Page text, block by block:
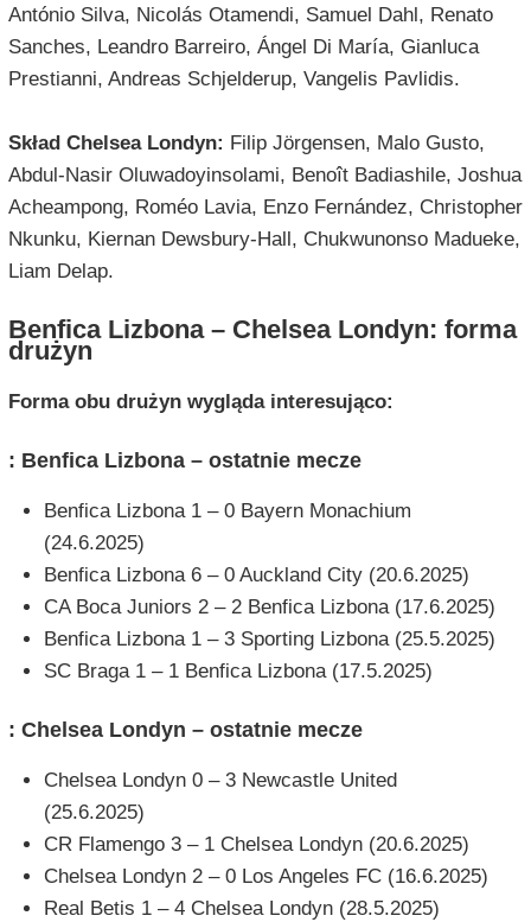
António Silva, Nicolás Otamendi, Samuel Dahl, Renato
Sanches, Leandro Barreiro, Ángel Di María, Gianluca
Prestianni, Andreas Schjelderup, Vangelis Pavlidis.
Skład Chelsea Londyn: Filip Jörgensen, Malo Gusto,
Abdul-Nasir Oluwadoyinsolami, Benoît Badiashile, Joshua
Acheampong, Roméo Lavia, Enzo Fernández, Christopher
Nkunku, Kiernan Dewsbury-Hall, Chukwunonso Madueke,
Liam Delap.
Benfica Lizbona – Chelsea Londyn: forma
drużyn
Forma obu drużyn wygląda interesująco:
: Benfica Lizbona – ostatnie mecze
Benfica Lizbona 1 – 0 Bayern Monachium
(24.6.2025)
Benfica Lizbona 6 – 0 Auckland City (20.6.2025)
CA Boca Juniors 2 – 2 Benfica Lizbona (17.6.2025)
Benfica Lizbona 1 – 3 Sporting Lizbona (25.5.2025)
SC Braga 1 – 1 Benfica Lizbona (17.5.2025)
: Chelsea Londyn – ostatnie mecze
Chelsea Londyn 0 – 3 Newcastle United
(25.6.2025)
CR Flamengo 3 – 1 Chelsea Londyn (20.6.2025)
Chelsea Londyn 2 – 0 Los Angeles FC (16.6.2025)
Real Betis 1 – 4 Chelsea Londyn (28.5.2025)